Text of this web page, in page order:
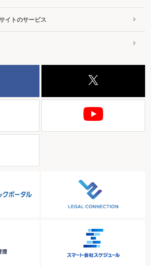
イトのサービス